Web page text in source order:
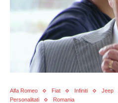
Alfa Romeo Fiat Infiniti Jeep
Personalitati
Romania